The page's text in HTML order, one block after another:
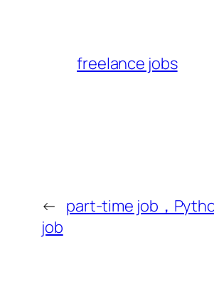
freelance jobs
← part-time job，
job